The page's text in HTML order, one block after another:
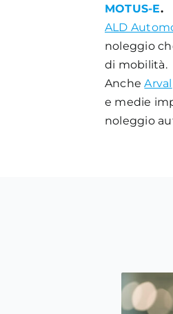
MOTUS-E.
ALD
noleggio
di mobilità.
AncheArval
e medie
noleggio